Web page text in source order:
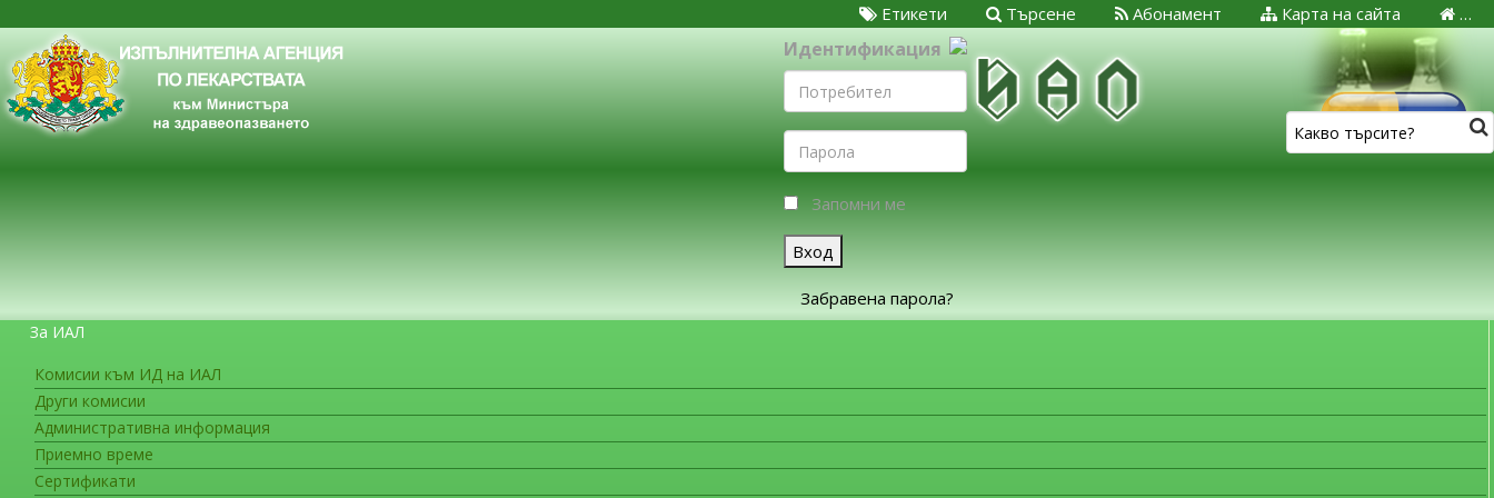
…
Карта на сайта
Абонамент
Търсене
Етикети
Идентификация
Запомни ме
Вход
Забравена парола?
За ИАЛ
Комисии към ИД на ИАЛ
Други комисии
Административна информация
Приемно време
Сертификати
ЗА ГРАЖДАНИТЕ